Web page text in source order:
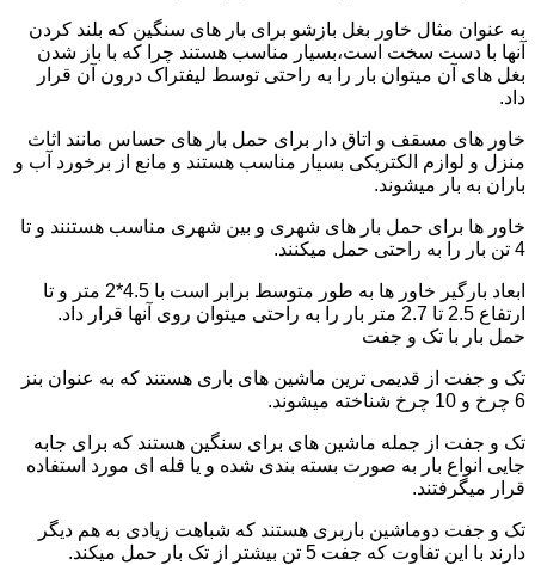
به عنوان مثال خاور بغل بازشو برای بار های سنگین که بلند کردن
آنها با دست سخت است،بسیار مناسب هستند چرا که با باز شدن
بغل های آن میتوان بار را به راحتی توسط لیفتراک درون آن قرار
داد.
خاور های مسقف و اتاق دار برای حمل بار های حساس مانند اثاث
منزل و لوازم الکتریکی بسیار مناسب هستند و مانع از برخورد آب و
باران به بار میشوند.
خاور ها برای حمل بار های شهری و بین شهری مناسب هستنند و تا
4 تن بار را به راحتی حمل میکنند.
ابعاد بارگیر خاور ها به طور متوسط برابر است با 4.5*2 متر و تا
ارتفاع 2.5 تا 2.7 متر بار را به راحتی میتوان روی آنها قرار داد.
حمل بار با تک و جفت
تک و جفت از قدیمی ترین ماشین های باری هستند که به عنوان بنز
6 چرخ و 10 چرخ شناخته میشوند.
تک و جفت از جمله ماشین های برای سنگین هستند که برای جابه
جایی انواع بار به صورت بسته بندی شده و یا فله ای مورد استفاده
قرار میگرفتند.
تک و جفت دوماشین باربری هستند که شباهت زیادی به هم دیگر
دارند با این تفاوت که جفت 5 تن بیشتر از تک بار حمل میکند.